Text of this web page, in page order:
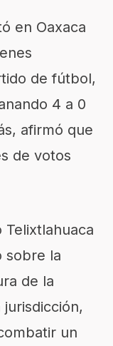
en Oaxaca
de fútbol,
4 a 0
afirmó que
de votos
Telixtlahuaca
sobre la
de la
un